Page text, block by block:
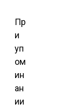
Пр
и
уп
ом
ин
ан
ии